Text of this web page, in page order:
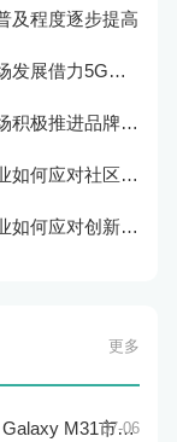
及程度逐步提高
忠机者手机专卖平台：二手手机市场发展借力5G，迎来新机遇
忠机者手机专卖平台：二手手机市场积极推进品牌转型，实现品牌创新和升级
忠机者手机专卖平台：二手手机行业如何应对社区运营的重要性
忠机者手机专卖平台：二手手机行业如何应对创新驱动的发展
更多
市场价格持续下跌07-06